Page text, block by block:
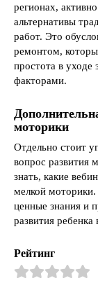
регионах,
альтернативы
работ. Это
ремонтом,
простота в уходе
факторами.
моторики
Отдельно стоит
вопрос развития
знать, какие
мелкой
ценные знания и
развития
Рейтинг